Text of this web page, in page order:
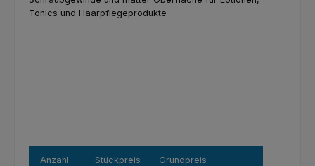
Anzahl Stückpreis Grundpreis